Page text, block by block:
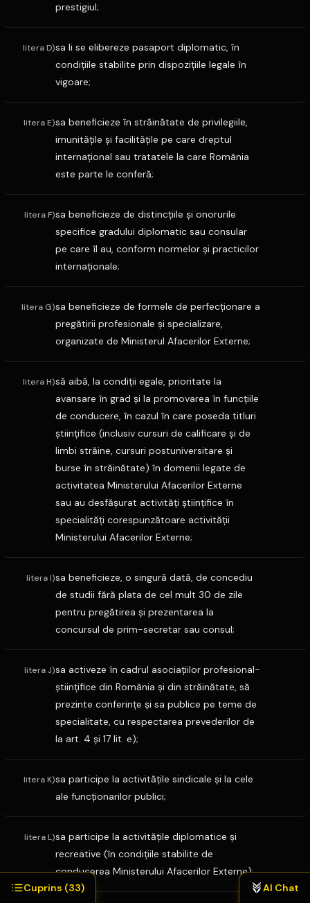
Cuprins (33)
prestigiul;
litera D)sa li se elibereze pasaport diplomatic, în
condiţiile stabilite prin dispoziţiile legale în
vigoare;
litera E)sa beneficieze în străinătate de privilegiile,
imunităţile şi facilităţile pe care dreptul
internaţional sau tratatele la care România
este parte le conferă;
litera F)sa beneficieze de distincţiile şi onorurile
specifice gradului diplomatic sau consular
pe care îl au, conform normelor şi practicilor
internaţionale;
litera G)sa beneficieze de formele de perfecţionare a
pregătirii profesionale şi specializare,
organizate de Ministerul Afacerilor Externe;
litera H)să aibă, la condiţii egale, prioritate la
avansare în grad şi la promovarea în funcţiile
de conducere, în cazul în care poseda titluri
ştiinţifice (inclusiv cursuri de calificare şi de
limbi străine, cursuri postuniversitare şi
burse în străinătate) în domenii legate de
activitatea Ministerului Afacerilor Externe
sau au desfăşurat activităţi ştiinţifice în
specialităţi corespunzătoare activităţii
Ministerului Afacerilor Externe;
litera I)sa beneficieze, o singură dată, de concediu
de studii fără plata de cel mult 30 de zile
pentru pregătirea şi prezentarea la
concursul de prim-secretar sau consul;
litera J)sa activeze în cadrul asociaţiilor profesional-
ştiinţifice din România şi din străinătate, să
prezinte conferinţe şi sa publice pe teme de
specialitate, cu respectarea prevederilor de
la art. 4 şi 17 lit. e);
litera K)sa participe la activităţile sindicale şi la cele
ale funcţionarilor publici;
litera L)sa participe la activităţile diplomatice şi
recreative (în condiţiile stabilite de
conducerea Ministerului Afacerilor Externe);
AI Chat